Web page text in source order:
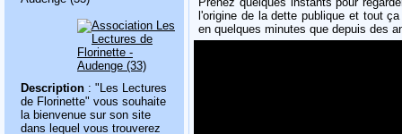
Description : "Les Lectures
de Florinette" vous souhaite
la bienvenue sur son site
dans lequel vous trouverez
l'origine de la dette publique et tout
en quelques minutes que depuis des